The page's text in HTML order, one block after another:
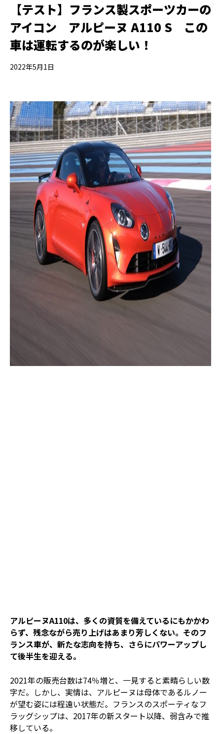
【テスト】フランス製スポーツカーの
アイコン アルピーヌ A110 S この
車は運転するのが楽しい！
2022年5月1日
アルピーヌA110は、多くの資質を備えているにもかかわ
らず、残念ながら売り上げはあまり芳しくない。そのフ
ランス車が、新たな志向を持ち、さらにパワーアップし
て後半生を迎える。
2021年の販売台数は74％増と、一見すると素晴らしい数
字だ。しかし、実情は、アルピーヌは母体であるルノー
が望む姿には程遠い状態だ。フランスのスポーティなフ
ラッグシップは、2017年の新スタート以降、弱含みで推
移している。